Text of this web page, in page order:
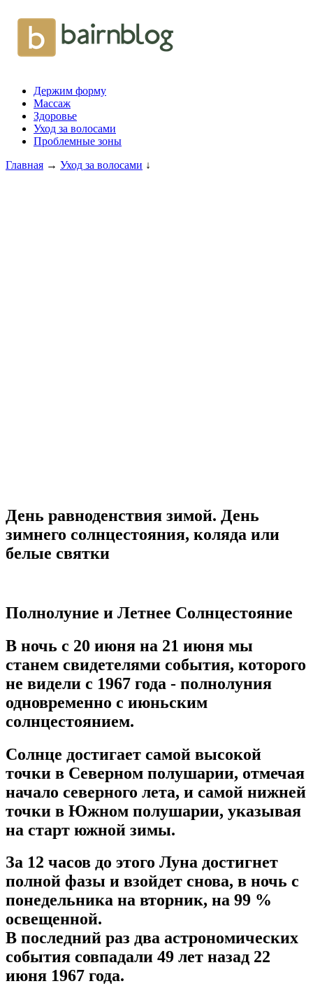
Держим форму
Массаж
Здоровье
Уход за волосами
Проблемные зоны
Главная → Уход за волосами ↓
День равноденствия зимой. День
зимнего солнцестояния, коляда или
белые святки
Полнолуние и Летнее Солнцестояние
В ночь с 20 июня на 21 июня мы
станем свидетелями события, которого
не видели с 1967 года - полнолуния
одновременно с июньским
солнцестоянием.
Солнце достигает самой высокой
точки в Северном полушарии, отмечая
начало северного лета, и самой нижней
точки в Южном полушарии, указывая
на старт южной зимы.
За 12 часов до этого Луна достигнет
полной фазы и взойдет снова, в ночь с
понедельника на вторник, на 99 %
освещенной.
В последний раз два астрономических
события совпадали 49 лет назад 22
июня 1967 года.